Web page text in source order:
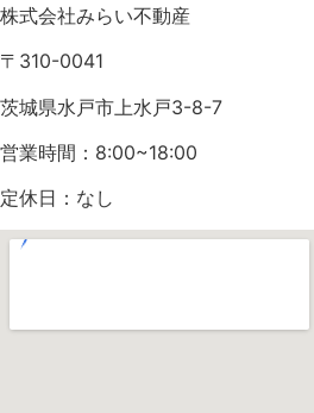
株式会社みらい不動産
〒310-0041
茨城県水戸市上水戸3-8-7
営業時間：8:00~18:00
定休日：なし